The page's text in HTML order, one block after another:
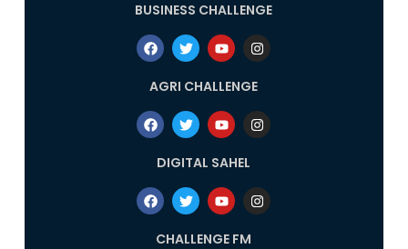
BUSINESS CHALLENGE
AGRI CHALLENGE
DIGITAL SAHEL
CHALLENGE FM